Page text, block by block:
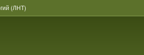
(ЛНТ)